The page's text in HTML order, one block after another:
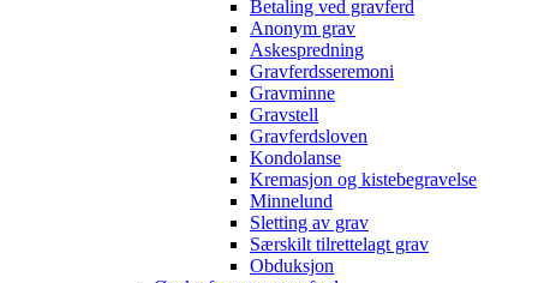
Betaling ved gravferd
Anonym grav
Askespredning
Gravferdsseremoni
Gravminne
Gravstell
Gravferdsloven
Kondolanse
Kremasjon og kistebegravelse
Minnelund
Sletting av grav
Særskilt tilrettelagt grav
Obduksjon